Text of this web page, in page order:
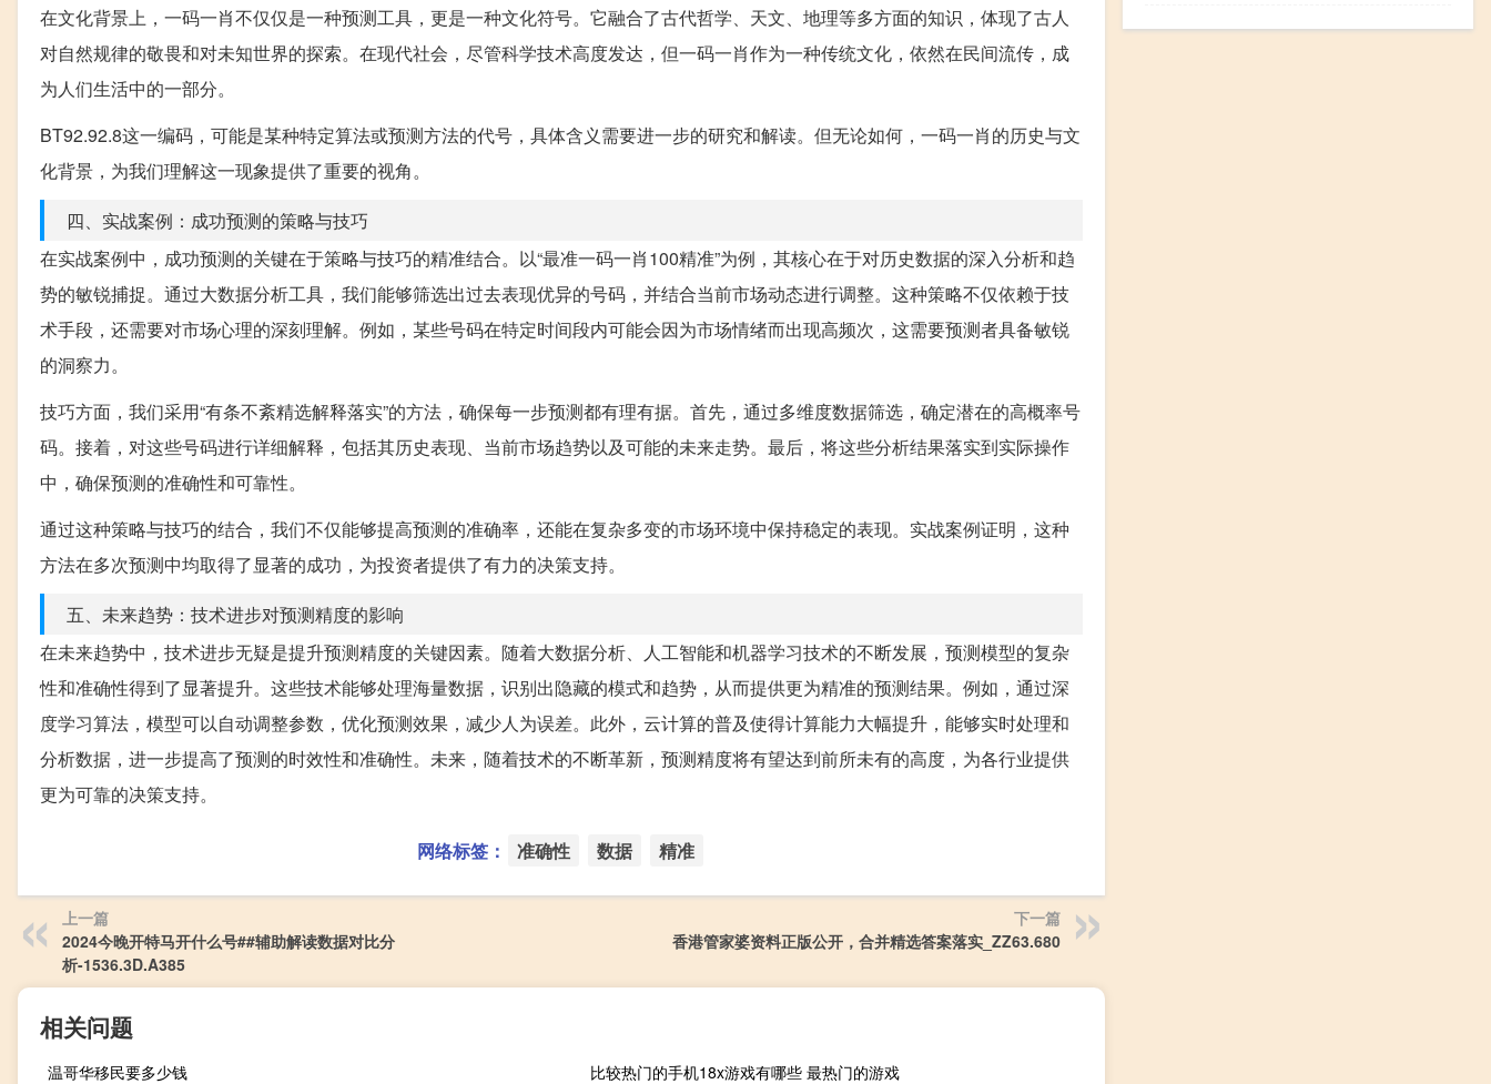
在文化背景上，一码一肖不仅仅是一种预测工具，更是一种文化符号。它融合了古代哲学、天文、地理等多方面的知识，体现了古人
对自然规律的敬畏和对未知世界的探索。在现代社会，尽管科学技术高度发达，但一码一肖作为一种传统文化，依然在民间流传，成
为人们生活中的一部分。
BT92.92.8这一编码，可能是某种特定算法或预测方法的代号，具体含义需要进一步的研究和解读。但无论如何，一码一肖的历史与文
化背景，为我们理解这一现象提供了重要的视角。
四、实战案例：成功预测的策略与技巧
在实战案例中，成功预测的关键在于策略与技巧的精准结合。以“最准一码一肖100精准”为例，其核心在于对历史数据的深入分析和趋
势的敏锐捕捉。通过大数据分析工具，我们能够筛选出过去表现优异的号码，并结合当前市场动态进行调整。这种策略不仅依赖于技
术手段，还需要对市场心理的深刻理解。例如，某些号码在特定时间段内可能会因为市场情绪而出现高频次，这需要预测者具备敏锐
的洞察力。
技巧方面，我们采用“有条不紊精选解释落实”的方法，确保每一步预测都有理有据。首先，通过多维度数据筛选，确定潜在的高概率号
码。接着，对这些号码进行详细解释，包括其历史表现、当前市场趋势以及可能的未来走势。最后，将这些分析结果落实到实际操作
中，确保预测的准确性和可靠性。
通过这种策略与技巧的结合，我们不仅能够提高预测的准确率，还能在复杂多变的市场环境中保持稳定的表现。实战案例证明，这种
方法在多次预测中均取得了显著的成功，为投资者提供了有力的决策支持。
五、未来趋势：技术进步对预测精度的影响
在未来趋势中，技术进步无疑是提升预测精度的关键因素。随着大数据分析、人工智能和机器学习技术的不断发展，预测模型的复杂
性和准确性得到了显著提升。这些技术能够处理海量数据，识别出隐藏的模式和趋势，从而提供更为精准的预测结果。例如，通过深
度学习算法，模型可以自动调整参数，优化预测效果，减少人为误差。此外，云计算的普及使得计算能力大幅提升，能够实时处理和
分析数据，进一步提高了预测的时效性和准确性。未来，随着技术的不断革新，预测精度将有望达到前所未有的高度，为各行业提供
更为可靠的决策支持。
网络标签： 准确性 数据 精准
上一篇
2024今晚开特马开什么号##辅助解读数据对比分
析-1536.3D.A385
下一篇
香港管家婆资料正版公开，合并精选答案落实_ZZ63.680
相关问题
温哥华移民要多少钱 比较热门的手机18x游戏有哪些 最热门的游戏